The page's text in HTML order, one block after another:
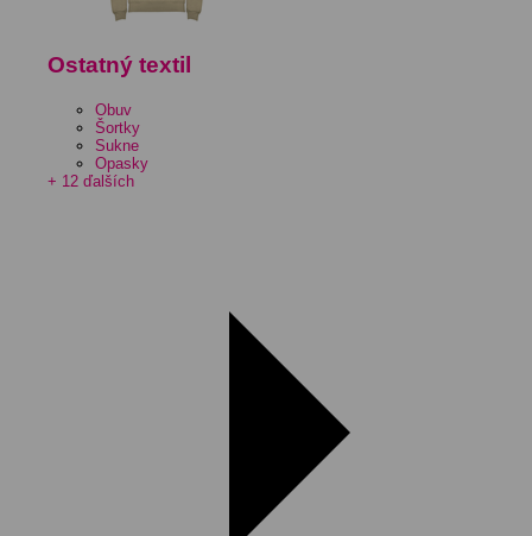
Ostatný textil
Obuv
Šortky
Sukne
Opasky
+ 12 ďalších